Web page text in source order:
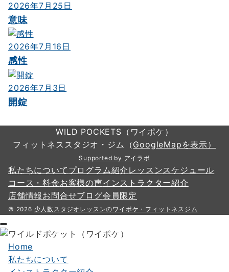
ョ
ン
2026年7月25日
意味
2026年7月16日
感性
2026年7月3日
開錠
WILD POCKETS（ワイポケ）
フィットネススタジオ・ジム（GoogleMapを表示）
Supported by アイラボ
私たちについて プログラム紹介 レッスンスケジュール
コース・料金お客様の声インストラクター紹介
店舗情報 お問合せブログ会員限定
© 2026 少人数スタジオレッスンのワイポケ・フィットネスジム
Home
私たちについて